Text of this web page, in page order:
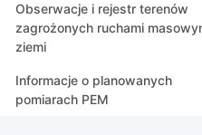
Obserwacje i rejestr terenów
zagrożonych ruchami
ziemi
Informacje o planowanych
pomiarach PEM